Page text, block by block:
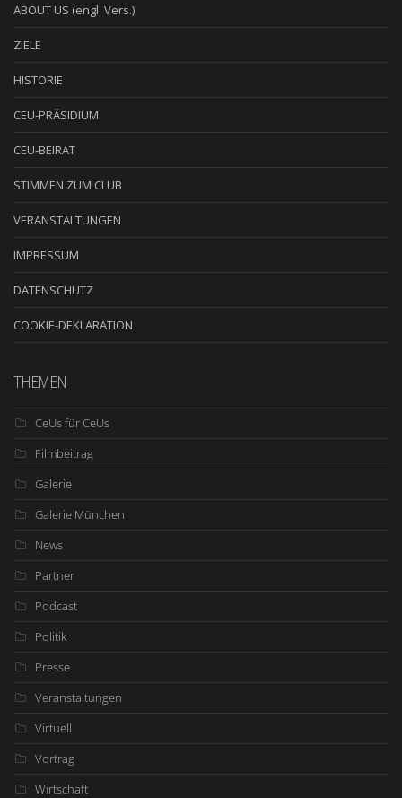
ABOUT US (engl. Vers.)
ZIELE
HISTORIE
CEU-PRÄSIDIUM
CEU-BEIRAT
STIMMEN ZUM CLUB
VERANSTALTUNGEN
IMPRESSUM
DATENSCHUTZ
COOKIE-DEKLARATION
THEMEN
CeUs für CeUs
Filmbeitrag
Galerie
Galerie München
News
Partner
Podcast
Politik
Presse
Veranstaltungen
Virtuell
Vortrag
Wirtschaft